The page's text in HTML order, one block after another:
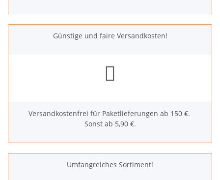
Günstige und faire Versandkosten!
Versandkostenfrei für Paketlieferungen ab 150 €.
Sonst ab 5,90 €.
Umfangreiches Sortiment!